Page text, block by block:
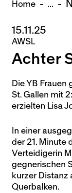
U15 - Lugano *
Nachwuchs
Ostermundigen -
Team AFF/FFV -
Thörishaus -
Wyler - FU14
Home ...
15.11.25
AWSL
Achter
Die YB Frauen
St. Gallen mit
erzielten Lisa
In einer
der 21. Minute
Verteidigerin
gegnerischen
kurzer Distanz
Querbalken.